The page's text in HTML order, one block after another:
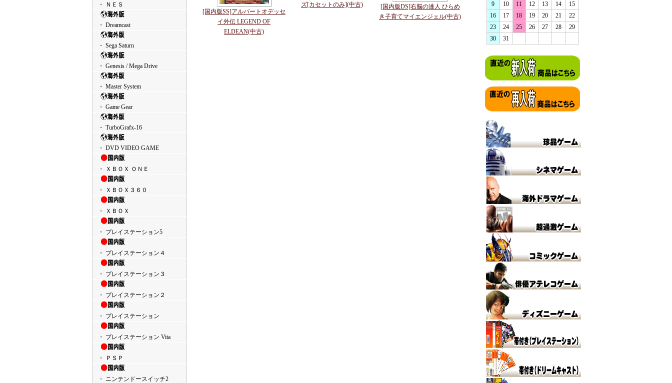
・ ＮＥＳ
・ Dreamcast
・ Sega Saturn
・ Genesis / Mega Drive
・ Master System
・ Game Gear
・ TurboGrafx-16
・ DVD VIDEO GAME
・ ＸＢＯＸ ＯＮＥ
・ ＸＢＯＸ３６０
・ ＸＢＯＸ
・ プレイステーション5
・ プレイステーション４
・ プレイステーション３
・ プレイステーション２
・ プレイステーション
・ プレイステーション Vita
・ ＰＳＰ
・ ニンテンドースイッチ2
[国内版SS]アルバートオデッセ
イ外伝 LEGEND OF
ELDEAN(中古)
ズ[カセットのみ](中古)
[国内版DS]右脳の達人 ひらめ
き子育てマイエンジェル(中古)
9
10 11 12 13 14
15
16
17 18 19 20 21
22
23
24 25 26 27 28
29
30
31